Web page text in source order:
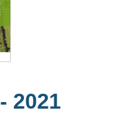
- 2021